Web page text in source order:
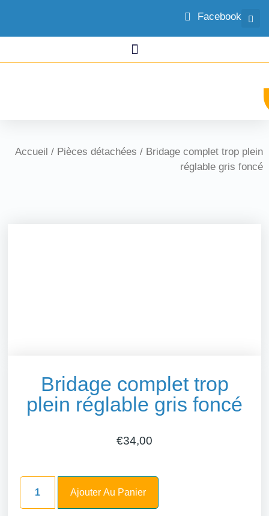
Facebook
Accueil / Pièces détachées / Bridage complet trop plein
réglable gris foncé
Bridage complet trop
plein réglable gris foncé
€34,00
Ajouter Au Panier